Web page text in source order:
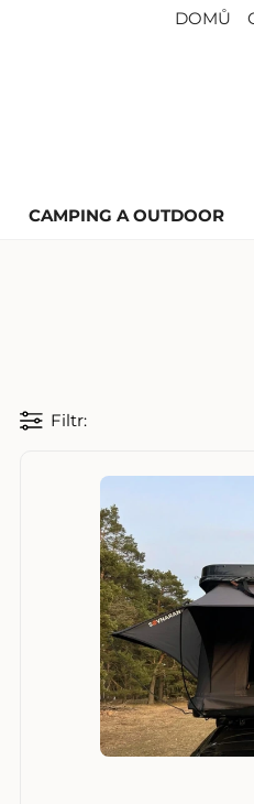
DOMŮ
CAMPING A OUTDOOR
Filtr